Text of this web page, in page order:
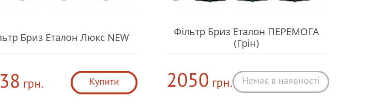
Бриз Eталон Люкс NEW
грн. Купити
Фільтр Бриз Eталон ПЕРЕМОГА
(Грін)
2050 грн. Немає в наявності